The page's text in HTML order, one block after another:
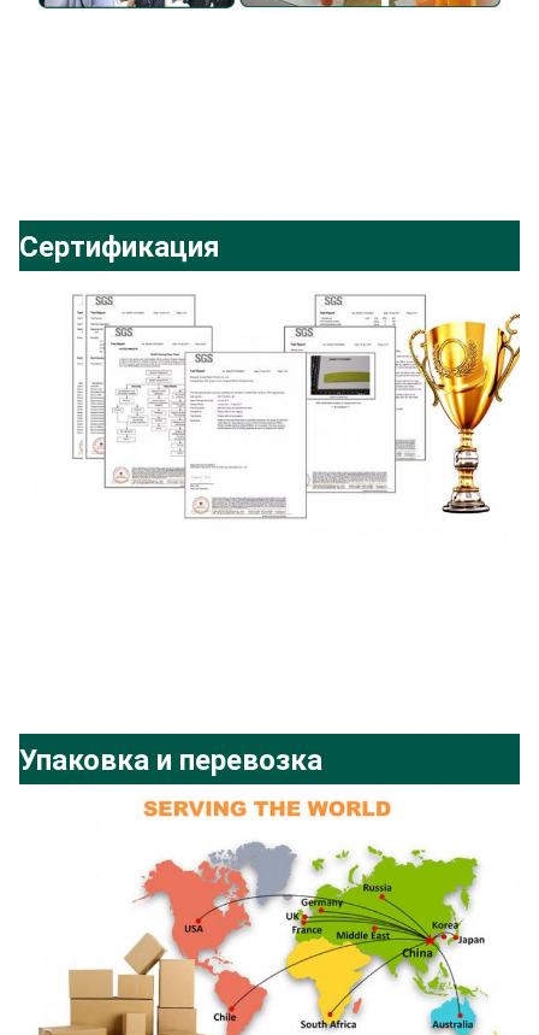
Сертификация
Упаковка и перевозка